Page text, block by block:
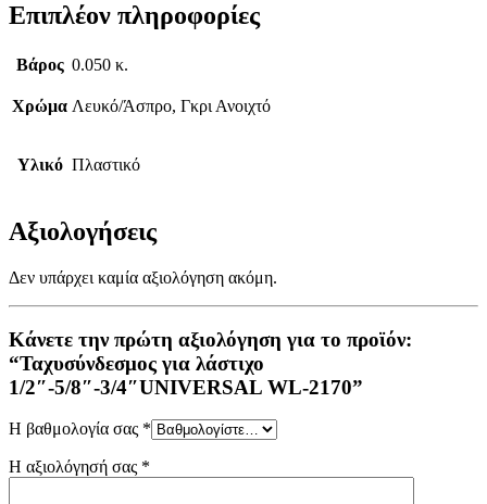
Επιπλέον πληροφορίες
Βάρος 0.050 κ.
Χρώμα Λευκό/Άσπρο, Γκρι Ανοιχτό
Υλικό Πλαστικό
Αξιολογήσεις
Δεν υπάρχει καμία αξιολόγηση ακόμη.
Κάνετε την πρώτη αξιολόγηση για το προϊόν:
“Ταχυσύνδεσμος για λάστιχο
1/2″-5/8″-3/4″UNIVERSAL WL-2170”
Η βαθμολογία σας *
Η αξιολόγησή σας *